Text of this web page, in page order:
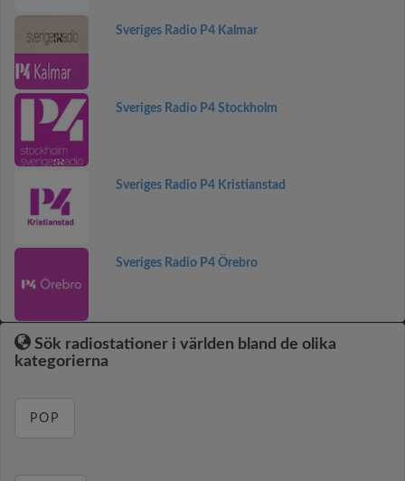
Sveriges Radio P4 Kalmar
Sveriges Radio P4 Stockholm
Sveriges Radio P4 Kristianstad
Sveriges Radio P4 Örebro
Sök radiostationer i världen bland de olika
kategorierna
POP